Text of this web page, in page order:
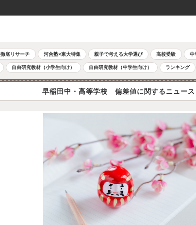
底リサーチ 河合塾×東大特集 親子で考える大学選び 高校受験 中
自由研究教材（小学生向け） 自由研究教材（中学生向け） ランキング
早稲田中・高等学校 偏差値に関するニュース